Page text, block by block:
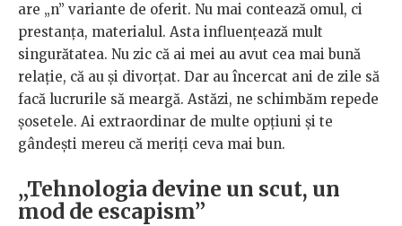
are „n” variante de oferit. Nu mai contează omul, ci
prestanța, materialul. Asta influențează mult
singurătatea. Nu zic că ai mei au avut cea mai bună
relație, că au și divorțat. Dar au încercat ani de zile să
facă lucrurile să meargă. Astăzi, ne schimbăm repede
șosetele. Ai extraordinar de multe opțiuni și te
gândești mereu că meriți ceva mai bun.
„Tehnologia devine un scut, un
mod de escapism”